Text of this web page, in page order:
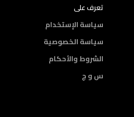
تعرف على
سياسة الإستخدام
سياسة الخصوصية
الشروط والأحكام
س و ج